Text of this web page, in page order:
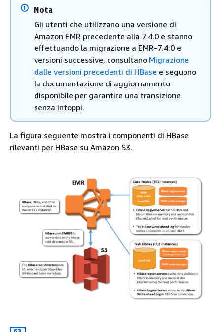
Nota
Gli utenti che utilizzano una versione di
Amazon EMR precedente alla 7.4.0 e stanno
effettuando la migrazione a EMR-7.4.0 e
versioni successive, consultano Migrazione
dalle versioni precedenti di HBase e seguono
la documentazione di aggiornamento
disponibile per garantire una transizione
senza intoppi.
La figura seguente mostra i componenti di HBase
rilevanti per HBase su Amazon S3.